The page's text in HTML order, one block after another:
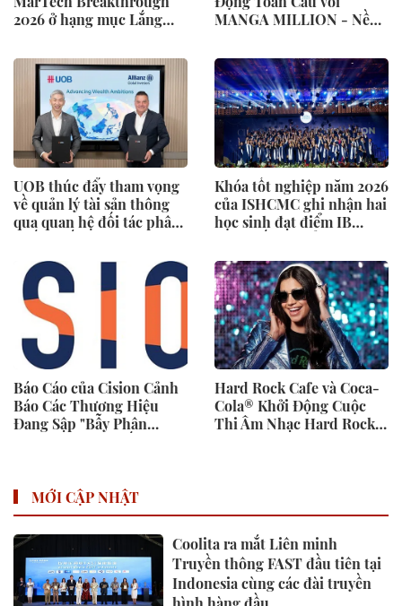
2026 ở hạng mục Lắng
Phối Thông Cáo Báo Chí
và Tối Ưu Hóa Công Cụ
Trả Lời (AEO)
MANGA MILLION - Nền
Tranh Nhật Bản) Hỗ Trợ
100 Ngôn Ngữ
UOB thúc đẩy tham vọng
về quản lý tài sản thông
qua quan hệ đối tác phân
Allianz Global Investors
Khóa tốt nghiệp năm 2026
của ISHCMC ghi nhận hai
học sinh đạt điểm IB
bình toàn khóa đạt 34,5
Báo Cáo của Cision Cảnh
Báo Các Thương Hiệu
Đang Sập "Bẫy Phân
Hard Rock Cafe và Coca-
Cola® Khởi Động Cuộc
Thi Âm Nhạc Hard Rock
MỚI CẬP NHẬT
Coolita ra mắt Liên minh
Truyền thông FAST đầu tiên tại
Indonesia cùng các đài truyền